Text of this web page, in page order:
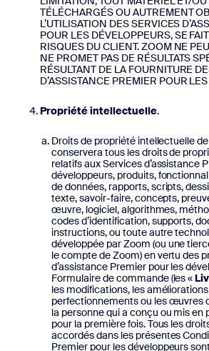
TÉLÉCHARGÉS OU AUTREMENT
L’UTILISATION DES SERVICES
POUR LES DÉVELOPPEURS, SE
RISQUES DU CLIENT. ZOOM NE
NE PROMET PAS DE RÉSULTATS
RÉSULTANT DE LA FOURNITURE
D’ASSISTANCE PREMIER POUR
Propriété intellectuelle.
Droits de propriété intellectuelle
conservera tous les droits de
relatifs aux Services d’assistance
développeurs, produits,
de données, rapports, scripts,
texte, savoir-faire, concepts,
œuvre, logiciel, algorithmes,
codes d’identification, supports,
instructions, ou toute autre
développée par Zoom (ou une
le compte de Zoom) en vertu des
d’assistance Premier pour les
Formulaire de commande (les «
les modifications, les
perfectionnements ou les œuvres
la personne qui a conçu ou mis en
pour la première fois. Tous les
accordés dans les présentes
Premier pour les développeurs